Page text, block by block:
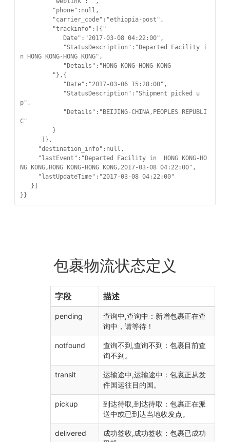
n HONG KONG-HONG KONG",
p",
C"
NG KONG,HONG KONG-HONG KONG,2017-03-08 04:22:00",
}}
包裹物流状态定义
字段 描述
pending
查询中,查询中：新增包裹正在查
询中，请等待！
notfound
查询不到,查询不到：包裹目前查
询不到。
transit
运输途中,运输途中：包裹正从发
件国运往目的国。
pickup
到达待取,到达待取：包裹正在派
送中或已到达当地收发点。
delivered
成功签收,成功签收：包裹已成功